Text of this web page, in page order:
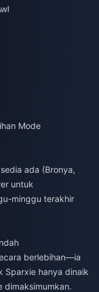
Mode
ada (Bronya,
untuk
minggu terakhir
berlebihan—ia
Sparxie hanya dinaik
dimaksimumkan.